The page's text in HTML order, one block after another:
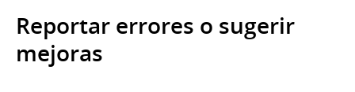
Reportar errores o sugerir
mejoras